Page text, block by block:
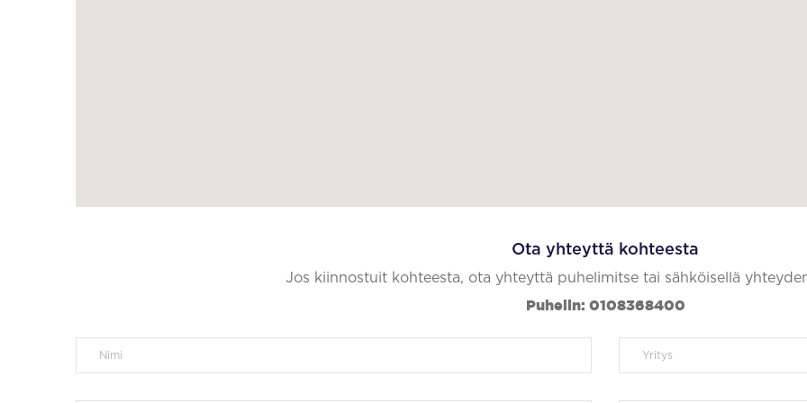
Ota yhteyttä kohteesta
Jos kiinnostuit kohteesta, ota yhteyttä puhelimitse tai sähköisellä
Puhelin: 0108368400